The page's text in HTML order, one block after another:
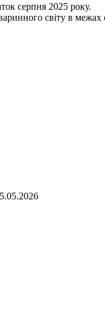
серпня 2025 року.
світу в